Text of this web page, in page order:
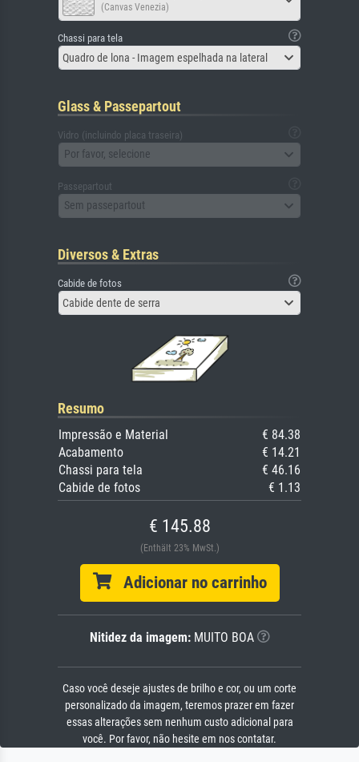
(Canvas Venezia)
Chassi para tela
Quadro de lona - Imagem espelhada na lateral
Glass & Passepartout
Vidro (incluindo placa traseira)
Por favor, selecione
Passepartout
Sem passepartout
Diversos & Extras
Cabide de fotos
Cabide dente de serra
Resumo
Impressão e Material
€ 84.38
Acabamento
€ 14.21
Chassi para tela
€ 46.16
Cabide de fotos
€ 1.13
€ 145.88
(Enthält 23% MwSt.)
Adicionar no carrinho
Nitidez da imagem:MUITO BOA
Caso você deseje ajustes de brilho e cor, ou um corte
personalizado da imagem, teremos prazer em fazer
essas alterações sem nenhum custo adicional para
você. Por favor, não hesite em nos contatar.